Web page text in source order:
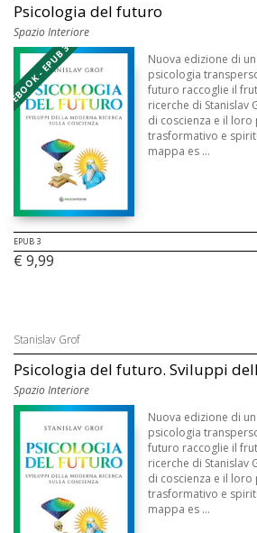
Psicologia del futuro
Spazio Interiore
EBOOK - EPUB 3
Nuova edizione di
psicologia
futuro raccoglie il
ricerche di Stanislav
di coscienza e il
trasformativo e
mappa es ...
EPUB 3
€ 9,99
Stanislav Grof
Psicologia del futuro. Sviluppi
Spazio Interiore
Nuova edizione di
psicologia
futuro raccoglie il
ricerche di Stanislav
di coscienza e il
trasformativo e
mappa es ...